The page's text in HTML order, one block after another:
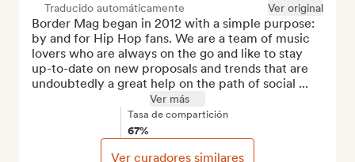
Traducido automáticamente
Ver original
Border Mag began in 2012 with a simple purpose:
by and for Hip Hop fans. We are a team of music
lovers who are always on the go and like to stay
up-to-date on new proposals and trends that are
undoubtedly a great help on the path of social ...
Ver más
Tasa de compartición
67%
Ver curadores similares